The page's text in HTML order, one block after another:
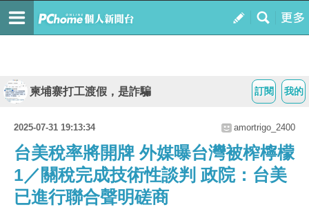
我的
訂閱
柬埔寨打工渡假，是詐騙
2025-07-31 19:13:34 amortrigo_2400
台美稅率將開牌 外媒曝台灣被榨檸檬
1／關稅完成技術性談判 政院：台美
已進行聯合聲明磋商